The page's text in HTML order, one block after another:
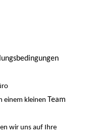
einem kleinen Team
wir uns auf Ihre